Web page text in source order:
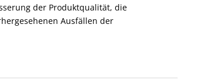
der Produktqualität, die
Ausfällen der